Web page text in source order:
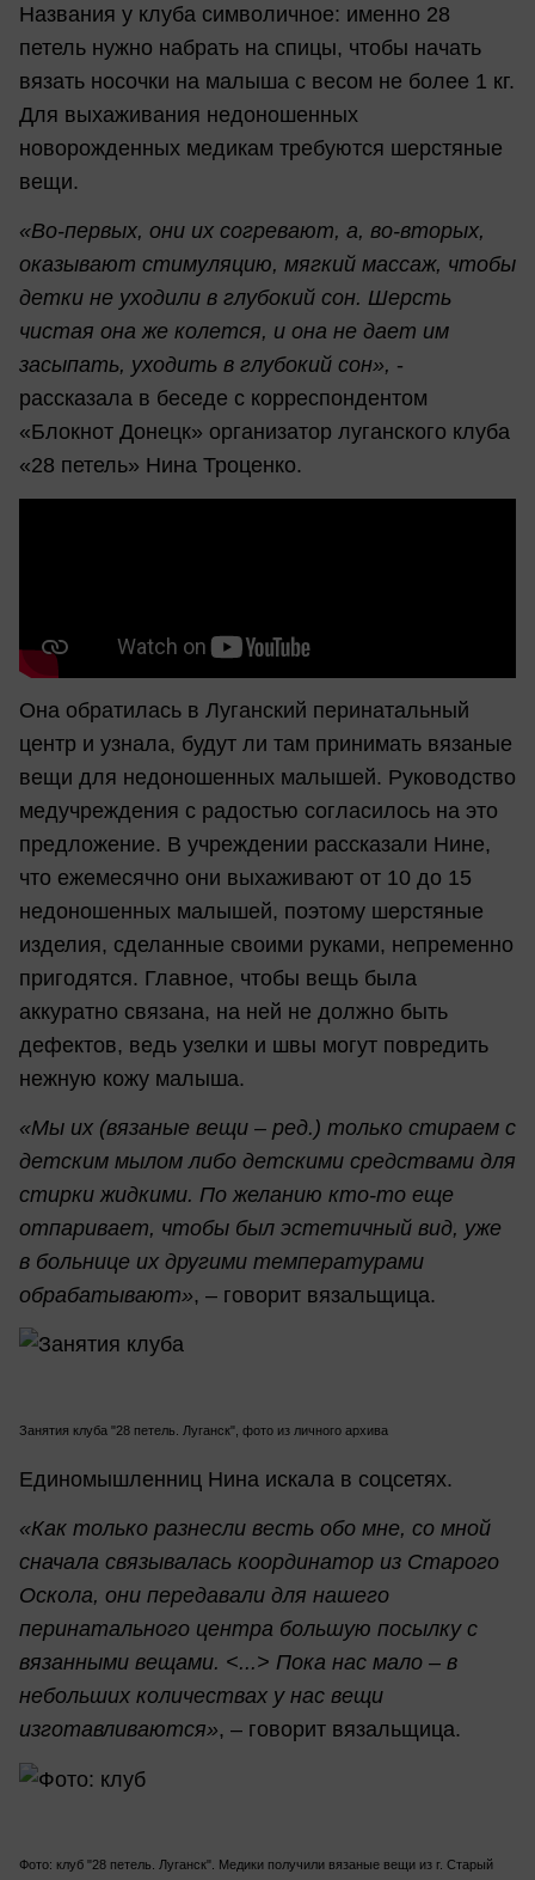
Названия у клуба символичное: именно 28
петель нужно набрать на спицы, чтобы начать
вязать носочки на малыша с весом не более 1 кг.
Для выхаживания недоношенных
новорожденных медикам требуются шерстяные
вещи.
«Во-первых, они их согревают, а, во-вторых,
оказывают стимуляцию, мягкий массаж, чтобы
детки не уходили в глубокий сон. Шерсть
чистая она же колется, и она не дает им
засыпать, уходить в глубокий сон», -
рассказала в беседе с корреспондентом
«Блокнот Донецк» организатор луганского клуба
«28 петель» Нина Троценко.
Она обратилась в Луганский перинатальный
центр и узнала, будут ли там принимать вязаные
вещи для недоношенных малышей. Руководство
медучреждения с радостью согласилось на это
предложение. В учреждении рассказали Нине,
что ежемесячно они выхаживают от 10 до 15
недоношенных малышей, поэтому шерстяные
изделия, сделанные своими руками, непременно
пригодятся. Главное, чтобы вещь была
аккуратно связана, на ней не должно быть
дефектов, ведь узелки и швы могут повредить
нежную кожу малыша.
«Мы их (вязаные вещи – ред.) только стираем с
детским мылом либо детскими средствами для
стирки жидкими. По желанию кто-то еще
отпаривает, чтобы был эстетичный вид, уже
в больнице их другими температурами
обрабатывают», – говорит вязальщица.
Занятия клуба "28 петель. Луганск", фото из личного архива
Единомышленниц Нина искала в соцсетях.
«Как только разнесли весть обо мне, со мной
сначала связывалась координатор из Старого
Оскола, они передавали для нашего
перинатального центра большую посылку с
вязанными вещами. <...> Пока нас мало – в
небольших количествах у нас вещи
изготавливаются», – говорит вязальщица.
Фото: клуб "28 петель. Луганск". Медики получили вязаные вещи из г. Старый